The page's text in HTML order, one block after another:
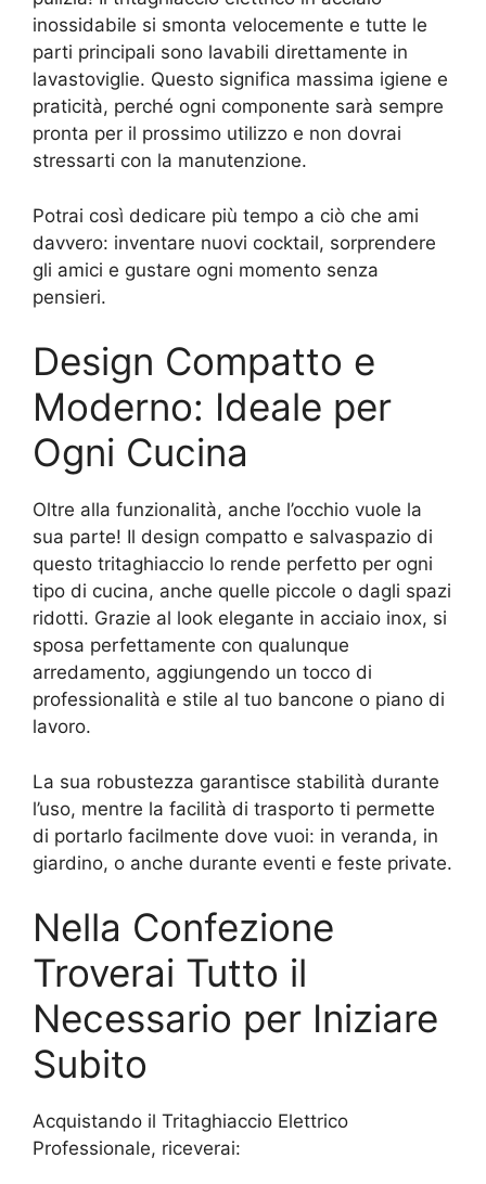
inossidabile si smonta velocemente e tutte le
parti principali sono lavabili direttamente in
lavastoviglie. Questo significa massima igiene e
praticità, perché ogni componente sarà sempre
pronta per il prossimo utilizzo e non dovrai
stressarti con la manutenzione.
Potrai così dedicare più tempo a ciò che ami
davvero: inventare nuovi cocktail, sorprendere
gli amici e gustare ogni momento senza
pensieri.
Design Compatto e
Moderno: Ideale per
Ogni Cucina
Oltre alla funzionalità, anche l’occhio vuole la
sua parte! Il design compatto e salvaspazio di
questo tritaghiaccio lo rende perfetto per ogni
tipo di cucina, anche quelle piccole o dagli spazi
ridotti. Grazie al look elegante in acciaio inox, si
sposa perfettamente con qualunque
arredamento, aggiungendo un tocco di
professionalità e stile al tuo bancone o piano di
lavoro.
La sua robustezza garantisce stabilità durante
l’uso, mentre la facilità di trasporto ti permette
di portarlo facilmente dove vuoi: in veranda, in
giardino, o anche durante eventi e feste private.
Nella Confezione
Troverai Tutto il
Necessario per Iniziare
Subito
Acquistando il Tritaghiaccio Elettrico
Professionale, riceverai: